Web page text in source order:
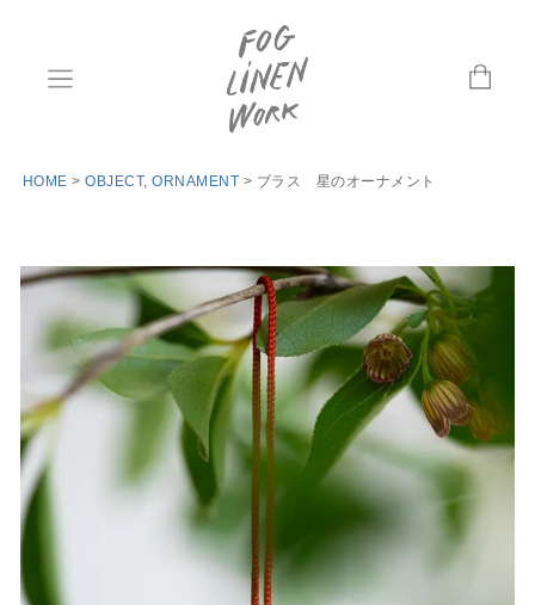
HOME OBJECT, ORNAMENT ブラス 星のオーナメント